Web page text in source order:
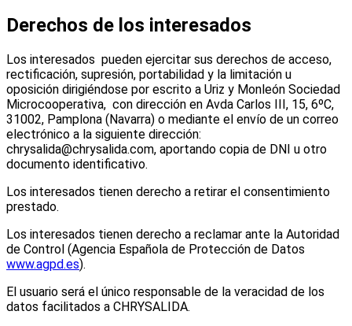
Derechos de los interesados
Los interesados pueden ejercitar sus derechos de acceso,
rectificación, supresión, portabilidad y la limitación u
oposición dirigiéndose por escrito a Uriz y Monleón Sociedad
Microcooperativa, con dirección en Avda Carlos III, 15, 6ºC,
31002, Pamplona (Navarra) o mediante el envío de un correo
electrónico a la siguiente dirección:
chrysalida@chrysalida.com, aportando copia de DNI u otro
documento identificativo.
Los interesados tienen derecho a retirar el consentimiento
prestado.
Los interesados tienen derecho a reclamar ante la Autoridad
de Control (Agencia Española de Protección de Datos
www.agpd.es).
El usuario será el único responsable de la veracidad de los
datos facilitados a CHRYSALIDA.